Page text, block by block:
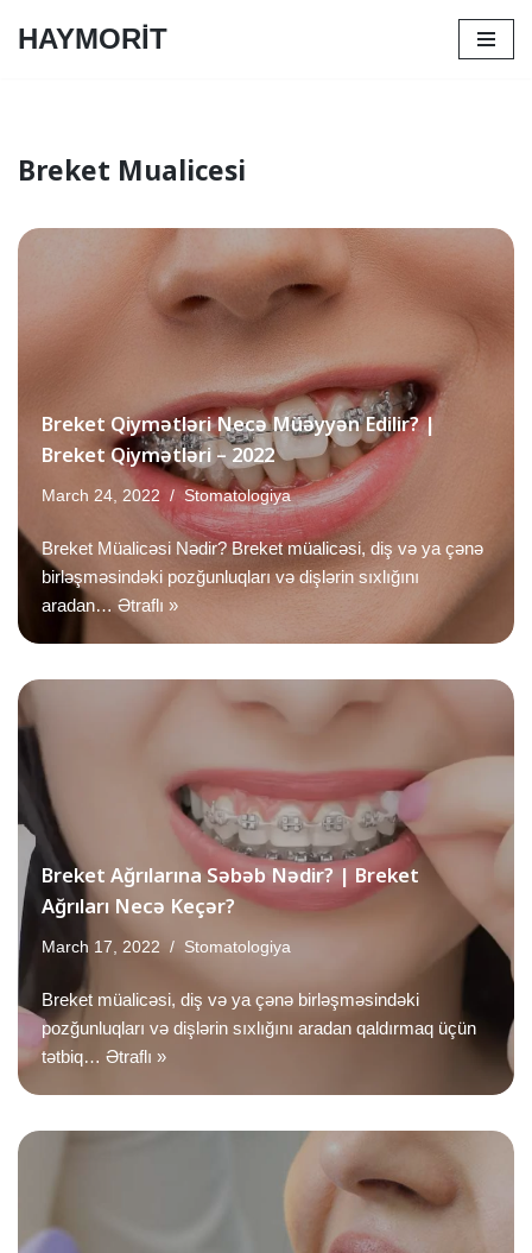
HAYMORİT
Breket Mualicesi
Breket Qiymətləri Necə Müəyyən Edilir? |
Breket Qiymətləri – 2022
March 24, 2022 Stomatologiya
Breket Müalicəsi Nədir? Breket müalicəsi, diş və ya çənə
birləşməsindəki pozğunluqları və dişlərin sıxlığını
aradan… Ətraflı »
Breket Ağrılarına Səbəb Nədir? | Breket
Ağrıları Necə Keçər?
March 17, 2022 Stomatologiya
Breket müalicəsi, diş və ya çənə birləşməsindəki
pozğunluqları və dişlərin sıxlığını aradan qaldırmaq üçün
tətbiq… Ətraflı »